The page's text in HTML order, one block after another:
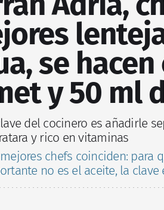
se
y 50 ml
del cocinero es añadirle
y rico en vitaminas
chefs coinciden: para
no es el aceite, la